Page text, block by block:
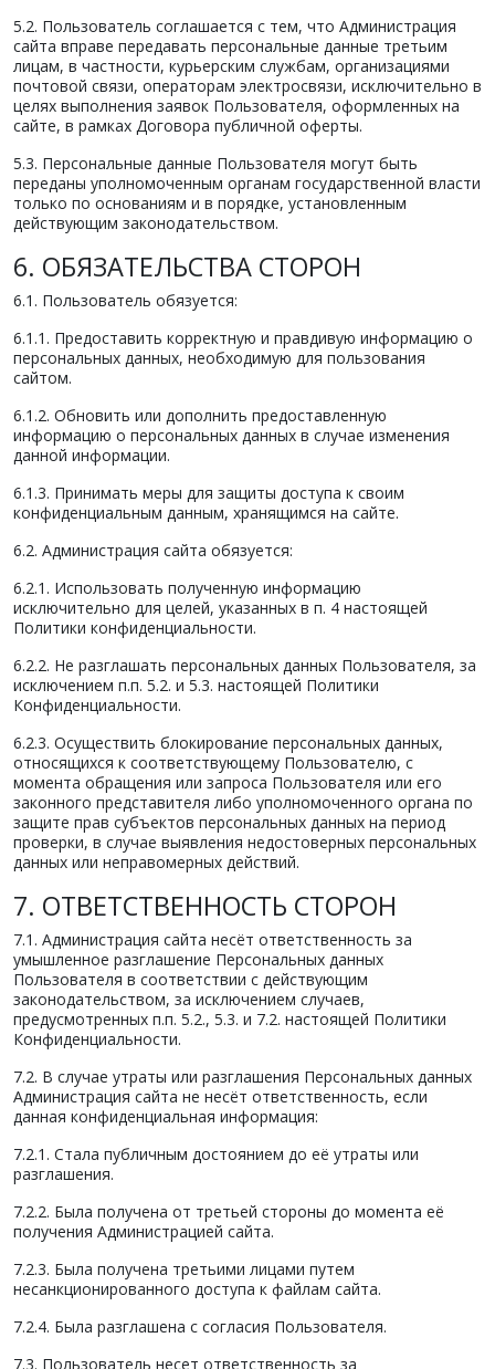
5.2. Пользователь соглашается с тем, что Администрация
сайта вправе передавать персональные данные третьим
лицам, в частности, курьерским службам, организациями
почтовой связи, операторам электросвязи, исключительно в
целях выполнения заявок Пользователя, оформленных на
сайте, в рамках Договора публичной оферты.
5.3. Персональные данные Пользователя могут быть
переданы уполномоченным органам государственной власти
только по основаниям и в порядке, установленным
действующим законодательством.
6. ОБЯЗАТЕЛЬСТВА СТОРОН
6.1. Пользователь обязуется:
6.1.1. Предоставить корректную и правдивую информацию о
персональных данных, необходимую для пользования
сайтом.
6.1.2. Обновить или дополнить предоставленную
информацию о персональных данных в случае изменения
данной информации.
6.1.3. Принимать меры для защиты доступа к своим
конфиденциальным данным, хранящимся на сайте.
6.2. Администрация сайта обязуется:
6.2.1. Использовать полученную информацию
исключительно для целей, указанных в п. 4 настоящей
Политики конфиденциальности.
6.2.2. Не разглашать персональных данных Пользователя, за
исключением п.п. 5.2. и 5.3. настоящей Политики
Конфиденциальности.
6.2.3. Осуществить блокирование персональных данных,
относящихся к соответствующему Пользователю, с
момента обращения или запроса Пользователя или его
законного представителя либо уполномоченного органа по
защите прав субъектов персональных данных на период
проверки, в случае выявления недостоверных персональных
данных или неправомерных действий.
7. ОТВЕТСТВЕННОСТЬ СТОРОН
7.1. Администрация сайта несёт ответственность за
умышленное разглашение Персональных данных
Пользователя в соответствии с действующим
законодательством, за исключением случаев,
предусмотренных п.п. 5.2., 5.3. и 7.2. настоящей Политики
Конфиденциальности.
7.2. В случае утраты или разглашения Персональных данных
Администрация сайта не несёт ответственность, если
данная конфиденциальная информация:
7.2.1. Стала публичным достоянием до её утраты или
разглашения.
7.2.2. Была получена от третьей стороны до момента её
получения Администрацией сайта.
7.2.3. Была получена третьими лицами путем
несанкционированного доступа к файлам сайта.
7.2.4. Была разглашена с согласия Пользователя.
7.3. Пользователь несет ответственность за